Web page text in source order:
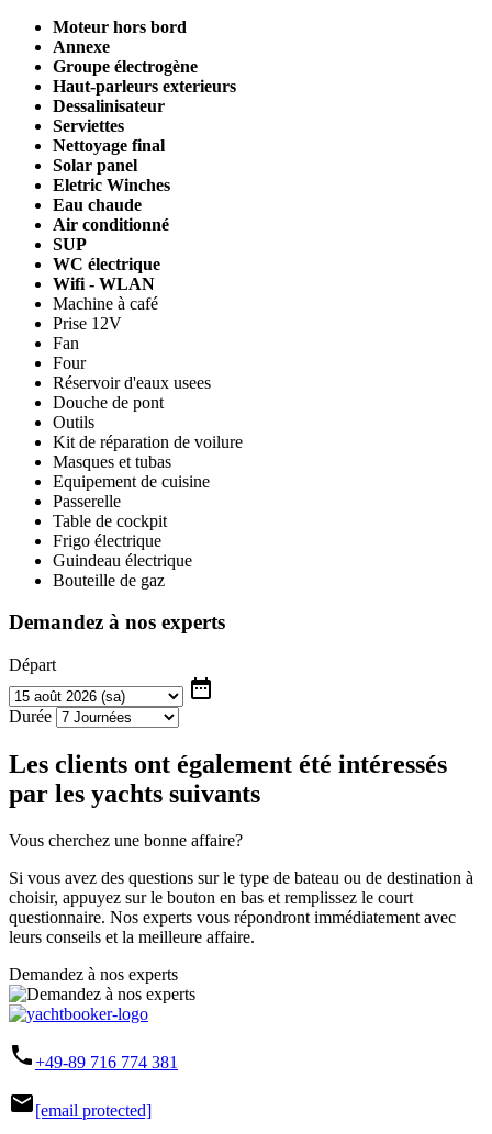
Moteur hors bord
Annexe
Groupe électrogène
Haut-parleurs exterieurs
Dessalinisateur
Serviettes
Nettoyage final
Solar panel
Eletric Winches
Eau chaude
Air conditionné
SUP
WC électrique
Wifi - WLAN
Machine à café
Prise 12V
Fan
Four
Réservoir d'eaux usees
Douche de pont
Outils
Kit de réparation de voilure
Masques et tubas
Equipement de cuisine
Passerelle
Table de cockpit
Frigo électrique
Guindeau électrique
Bouteille de gaz
Demandez à nos experts
Départ
date_range
Durée
Les clients ont également été intéressés
par les yachts suivants
Vous cherchez une bonne affaire?
Si vous avez des questions sur le type de bateau ou de destination à
choisir, appuyez sur le bouton en bas et remplissez le court
questionnaire. Nos experts vous répondront immédiatement avec
leurs conseils et la meilleure affaire.
Demandez à nos experts
phone+49-89 716 774 381
mail[email protected]